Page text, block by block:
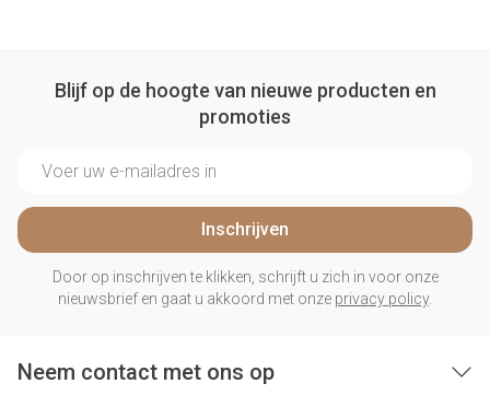
Blijf op de hoogte van nieuwe producten en
promoties
Inschrijven
Door op inschrijven te klikken, schrijft u zich in voor onze
nieuwsbrief en gaat u akkoord met onze privacy policy.
Neem contact met ons op